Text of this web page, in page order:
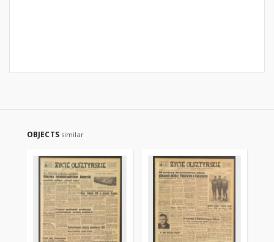
OBJECTS similar